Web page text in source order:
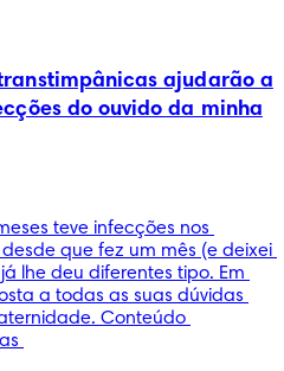
ajudarão a
do ouvido da minha
teve infecções nos
que fez um mês (e deixei
lhe deu diferentes tipo. Em
a todas as suas dúvidas
Conteúdo